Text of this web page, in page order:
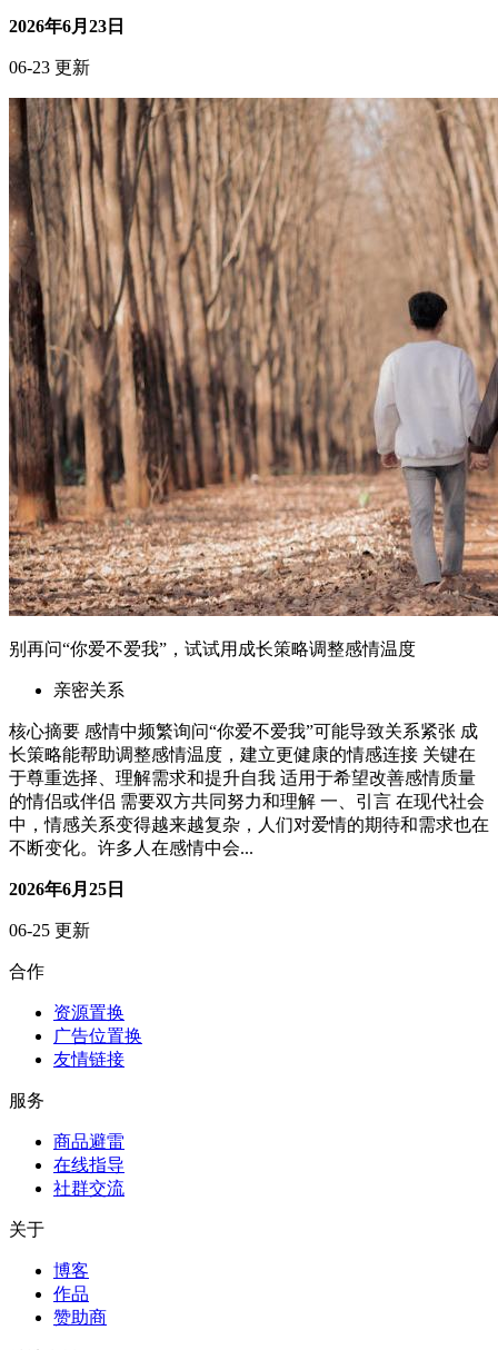
的信任感。 一、引言 在人际关系...
2026年6月23日
06-23 更新
别再问“你爱不爱我”，试试用成长策略调整感情温度
亲密关系
核心摘要 感情中频繁询问“你爱不爱我”可能导致关系紧张 成
长策略能帮助调整感情温度，建立更健康的情感连接 关键在
于尊重选择、理解需求和提升自我 适用于希望改善感情质量
的情侣或伴侣 需要双方共同努力和理解 一、引言 在现代社会
中，情感关系变得越来越复杂，人们对爱情的期待和需求也在
不断变化。许多人在感情中会...
2026年6月25日
资源置换
广告位置换
商品避雷
在线指导
博客
作品